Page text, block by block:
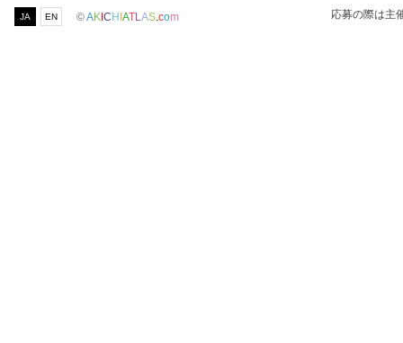
JA EN ©AK C H ATLAS.com 応募の際は主